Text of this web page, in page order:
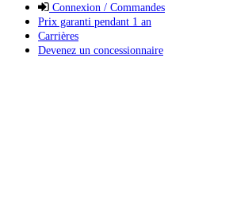
Connexion / Commandes
Prix garanti pendant 1 an
Carrières
Devenez un concessionnaire